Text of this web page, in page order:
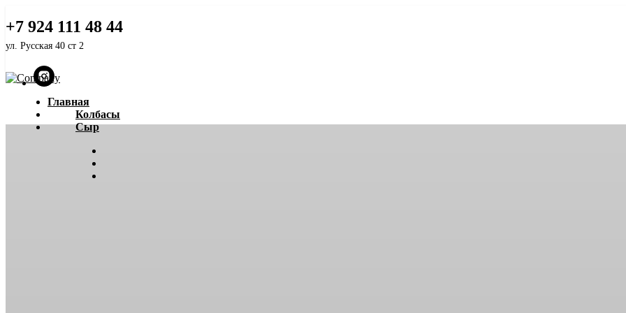
+7 924 111 48 44
ул. Русская 40 ст 2
Главная
Колбасы
Сыр